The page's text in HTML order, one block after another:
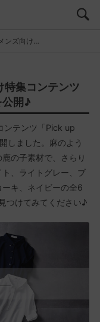
ンズ向け…
特集コンテンツ
公開♪
ンテンツ「Pick up
しました。麻のよう
の子素材で、さらり
、ライトグレー、ブ
キ、ネイビーの全6
つけてみてください♪